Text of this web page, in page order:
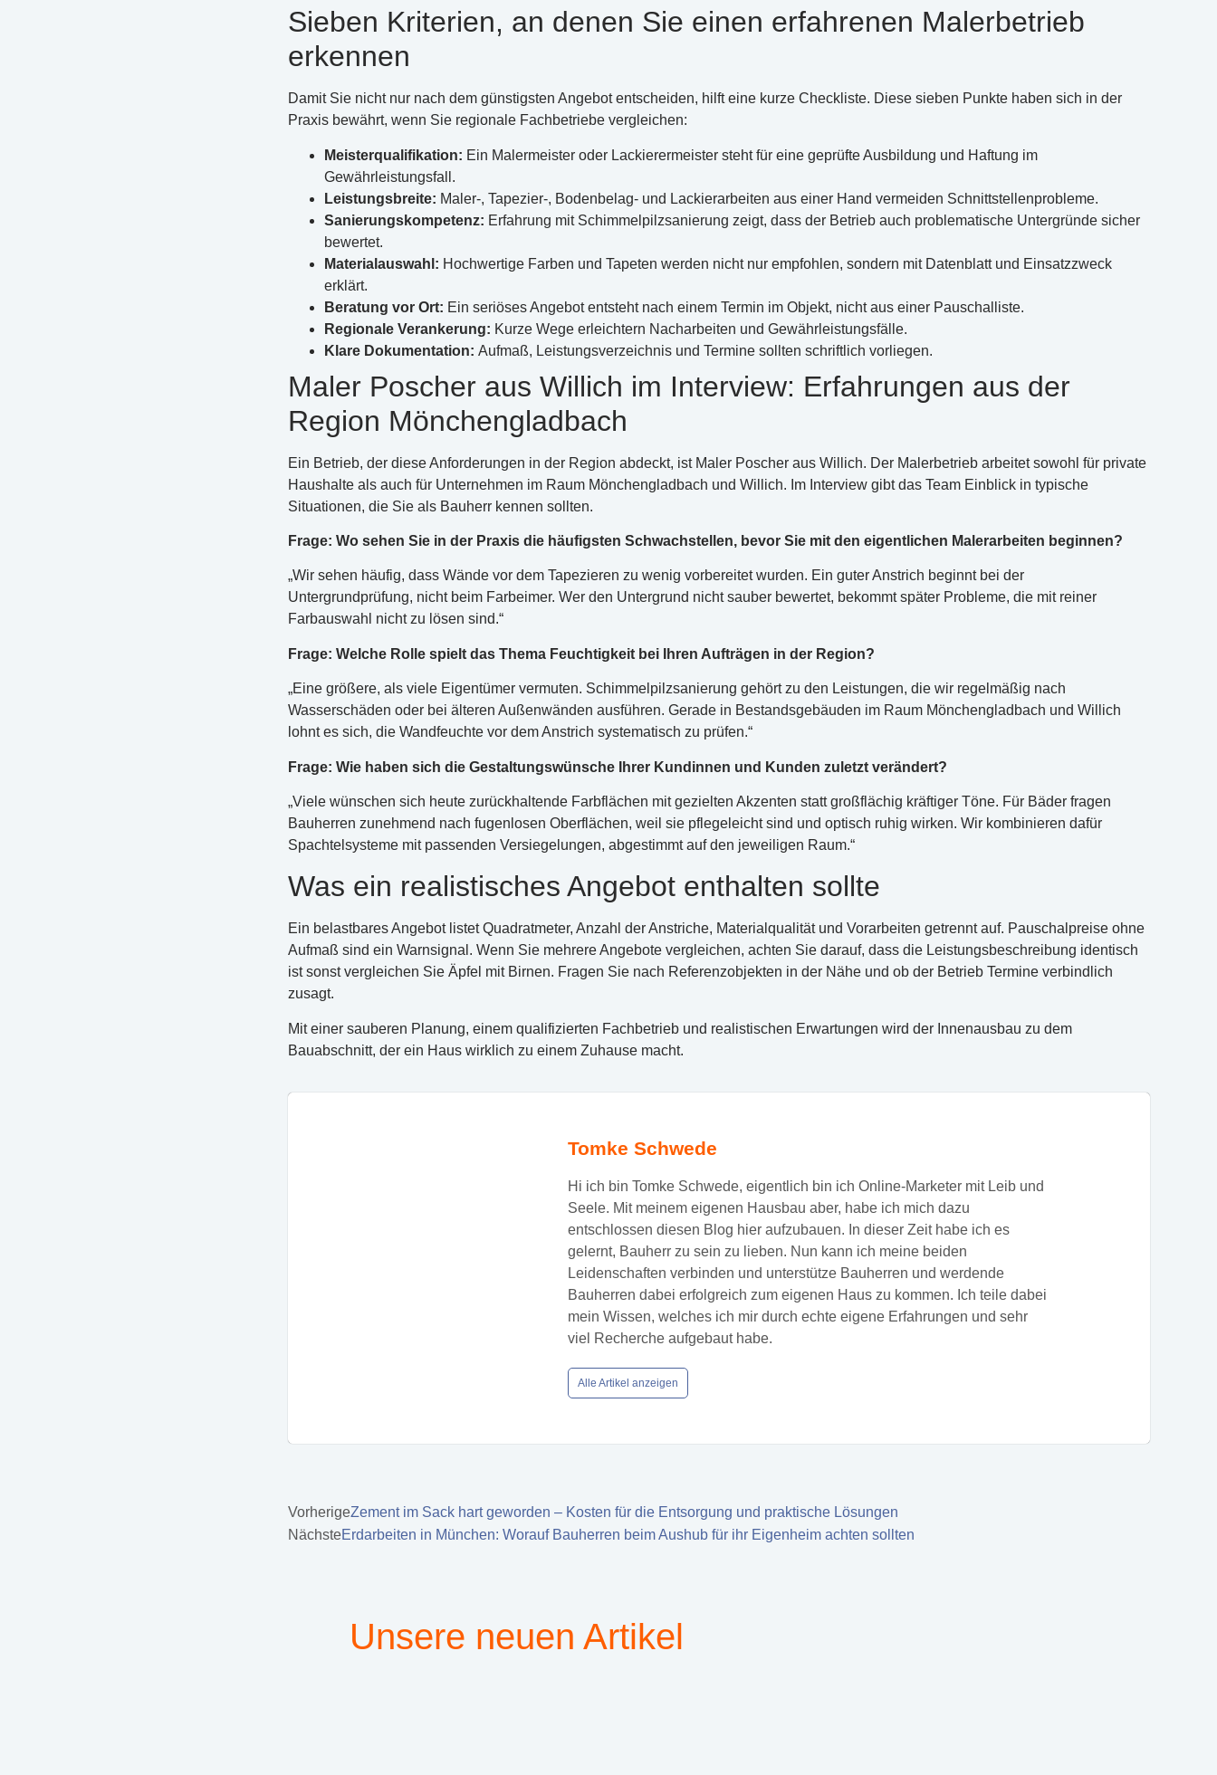
Sieben Kriterien, an denen Sie einen erfahrenen Malerbetrieb
erkennen
Damit Sie nicht nur nach dem günstigsten Angebot entscheiden, hilft eine kurze Checkliste. Diese sieben Punkte haben sich in der
Praxis bewährt, wenn Sie regionale Fachbetriebe vergleichen:
Meisterqualifikation: Ein Malermeister oder Lackierermeister steht für eine geprüfte Ausbildung und Haftung im
Gewährleistungsfall.
Leistungsbreite: Maler-, Tapezier-, Bodenbelag- und Lackierarbeiten aus einer Hand vermeiden Schnittstellenprobleme.
Sanierungskompetenz: Erfahrung mit Schimmelpilzsanierung zeigt, dass der Betrieb auch problematische Untergründe sicher
bewertet.
Materialauswahl: Hochwertige Farben und Tapeten werden nicht nur empfohlen, sondern mit Datenblatt und Einsatzzweck
erklärt.
Beratung vor Ort: Ein seriöses Angebot entsteht nach einem Termin im Objekt, nicht aus einer Pauschalliste.
Regionale Verankerung: Kurze Wege erleichtern Nacharbeiten und Gewährleistungsfälle.
Klare Dokumentation: Aufmaß, Leistungsverzeichnis und Termine sollten schriftlich vorliegen.
Maler Poscher aus Willich im Interview: Erfahrungen aus der
Region Mönchengladbach
Ein Betrieb, der diese Anforderungen in der Region abdeckt, ist Maler Poscher aus Willich. Der Malerbetrieb arbeitet sowohl für private
Haushalte als auch für Unternehmen im Raum Mönchengladbach und Willich. Im Interview gibt das Team Einblick in typische
Situationen, die Sie als Bauherr kennen sollten.
Frage: Wo sehen Sie in der Praxis die häufigsten Schwachstellen, bevor Sie mit den eigentlichen Malerarbeiten beginnen?
„Wir sehen häufig, dass Wände vor dem Tapezieren zu wenig vorbereitet wurden. Ein guter Anstrich beginnt bei der
Untergrundprüfung, nicht beim Farbeimer. Wer den Untergrund nicht sauber bewertet, bekommt später Probleme, die mit reiner
Farbauswahl nicht zu lösen sind.“
Frage: Welche Rolle spielt das Thema Feuchtigkeit bei Ihren Aufträgen in der Region?
„Eine größere, als viele Eigentümer vermuten. Schimmelpilzsanierung gehört zu den Leistungen, die wir regelmäßig nach
Wasserschäden oder bei älteren Außenwänden ausführen. Gerade in Bestandsgebäuden im Raum Mönchengladbach und Willich
lohnt es sich, die Wandfeuchte vor dem Anstrich systematisch zu prüfen.“
Frage: Wie haben sich die Gestaltungswünsche Ihrer Kundinnen und Kunden zuletzt verändert?
„Viele wünschen sich heute zurückhaltende Farbflächen mit gezielten Akzenten statt großflächig kräftiger Töne. Für Bäder fragen
Bauherren zunehmend nach fugenlosen Oberflächen, weil sie pflegeleicht sind und optisch ruhig wirken. Wir kombinieren dafür
Spachtelsysteme mit passenden Versiegelungen, abgestimmt auf den jeweiligen Raum.“
Was ein realistisches Angebot enthalten sollte
Ein belastbares Angebot listet Quadratmeter, Anzahl der Anstriche, Materialqualität und Vorarbeiten getrennt auf. Pauschalpreise ohne
Aufmaß sind ein Warnsignal. Wenn Sie mehrere Angebote vergleichen, achten Sie darauf, dass die Leistungsbeschreibung identisch
ist sonst vergleichen Sie Äpfel mit Birnen. Fragen Sie nach Referenzobjekten in der Nähe und ob der Betrieb Termine verbindlich
zusagt.
Mit einer sauberen Planung, einem qualifizierten Fachbetrieb und realistischen Erwartungen wird der Innenausbau zu dem
Bauabschnitt, der ein Haus wirklich zu einem Zuhause macht.
Tomke Schwede
Hi ich bin Tomke Schwede, eigentlich bin ich Online-Marketer mit Leib und
Seele. Mit meinem eigenen Hausbau aber, habe ich mich dazu
entschlossen diesen Blog hier aufzubauen. In dieser Zeit habe ich es
gelernt, Bauherr zu sein zu lieben. Nun kann ich meine beiden
Leidenschaften verbinden und unterstütze Bauherren und werdende
Bauherren dabei erfolgreich zum eigenen Haus zu kommen. Ich teile dabei
mein Wissen, welches ich mir durch echte eigene Erfahrungen und sehr
viel Recherche aufgebaut habe.
Alle Artikel anzeigen
VorherigeZement im Sack hart geworden – Kosten für die Entsorgung und praktische Lösungen
NächsteErdarbeiten in München: Worauf Bauherren beim Aushub für ihr Eigenheim achten sollten
Unsere neuen Artikel